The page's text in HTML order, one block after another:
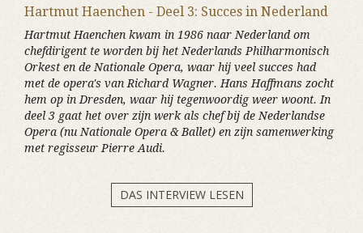
Hartmut Haenchen - Deel 3: Succes in Nederland
Hartmut Haenchen kwam in 1986 naar Nederland om
chefdirigent te worden bij het Nederlands Philharmonisch
Orkest en de Nationale Opera, waar hij veel succes had
met de opera's van Richard Wagner. Hans Haffmans zocht
hem op in Dresden, waar hij tegenwoordig weer woont. In
deel 3 gaat het over zijn werk als chef bij de Nederlandse
Opera (nu Nationale Opera & Ballet) en zijn samenwerking
met regisseur Pierre Audi.
DAS INTERVIEW LESEN